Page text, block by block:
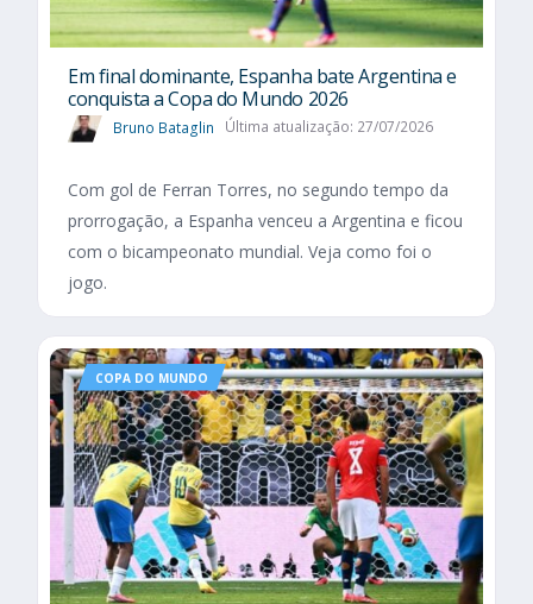
Em final dominante, Espanha bate Argentina e
conquista a Copa do Mundo 2026
Bruno Bataglin Última atualização: 27/07/2026
Com gol de Ferran Torres, no segundo tempo da
prorrogação, a Espanha venceu a Argentina e ficou
com o bicampeonato mundial. Veja como foi o
jogo.
COPA DO MUNDO